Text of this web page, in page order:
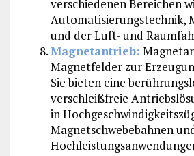
verschiedenen Bereichen
Automatisierungstechnik,
und der Luft- und
Magnetantrieb:
Magnetfelder zur
Sie bieten eine
verschleißfreie
in
Magnetschwebebahnen